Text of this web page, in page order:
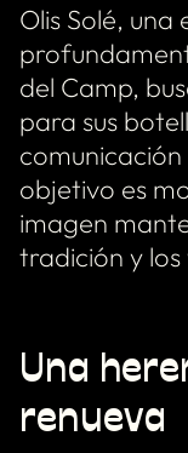
Olis Solé,
del Camp,
para sus
objetivo es
imagen
tradición y
Una
renueva